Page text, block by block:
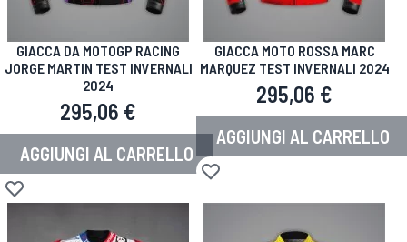
GIACCA DA MOTOGP RACING
JORGE MARTIN TEST INVERNALI
2024
295,06 €
AGGIUNGI AL CARRELLO
Aggiungi alla lista desideri
GIACCA MOTO ROSSA MARC
MARQUEZ TEST INVERNALI 2024
295,06 €
AGGIUNGI AL CARRELLO
Aggiungi alla lista desideri